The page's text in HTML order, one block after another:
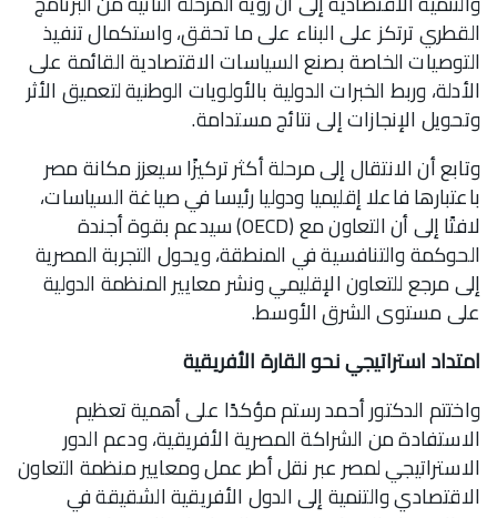
القطري ترتكز على البناء على ما تحقق، واستكمال تنفيذ
التوصيات الخاصة بصنع السياسات الاقتصادية القائمة على
الأدلة، وربط الخبرات الدولية بالأولويات الوطنية لتعميق الأثر
وتحويل الإنجازات إلى نتائج مستدامة.
وتابع أن الانتقال إلى مرحلة أكثر تركيزًا سيعزز مكانة مصر
باعتبارها فاعلا إقليميا ودوليا رئيسا في صياغة السياسات،
لافتًا إلى أن التعاون مع (OECD) سيدعم بقوة أجندة
الحوكمة والتنافسية في المنطقة، ويحول التجربة المصرية
إلى مرجع للتعاون الإقليمي ونشر معايير المنظمة الدولية
على مستوى الشرق الأوسط.
امتداد استراتيجي نحو القارة الأفريقية
واختتم الدكتور أحمد رستم مؤكدًا على أهمية تعظيم
الاستفادة من الشراكة المصرية الأفريقية، ودعم الدور
الاستراتيجي لمصر عبر نقل أطر عمل ومعايير منظمة التعاون
الاقتصادي والتنمية إلى الدول الأفريقية الشقيقة في